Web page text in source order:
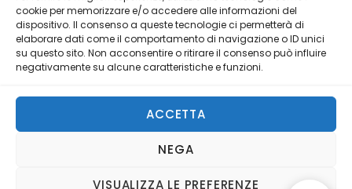
cookie per memorizzare e/o accedere alle informazioni del
dispositivo. Il consenso a queste tecnologie ci permetterà di
elaborare dati come il comportamento di navigazione o ID unici
su questo sito. Non acconsentire o ritirare il consenso può influire
negativamente su alcune caratteristiche e funzioni.
ACCETTA
NEGA
VISUALIZZA LE PREFERENZE
conditions
Follow Us On
(Italienisch ) English